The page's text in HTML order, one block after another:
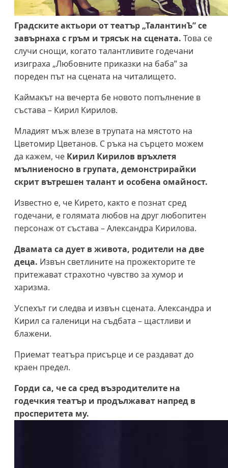
Градските актьори от театър „ТалантинЪ” се
завърнаха с гръм и трясък на сцената. Това се
случи снощи, когато талантливите годечани
изиграха „Любовните приказки на баба” за
пореден път на сцената на читалището.
Каймакът на вечерта бе новото попълнение в
състава – Кирил Кирилов.
Младият мъж влезе в трупата на мястото на
Цветомир Цветанов. С ръка на сърцето можем
да кажем, че Кирил Кирилов връхлетя
мълниеносно в групата, демонстрирайки
скрит вътрешен талант и особена омайност.
Известно е, че Кирето, както е познат сред
годечани, е голямата любов на друг любопитен
персонаж от състава – Александра Кирилова.
Двамата са дует в живота, родители на две
деца. Извън светлините на прожекторите те
притежават страхотно чувство за хумор и
харизма.
Успехът ги следва и извън сцената. Александра и
Кирил са галеници на съдбата – щастливи и
блажени.
Приемат театъра присърце и се раздават до
краен предел.
Горди са, че са сред възродителите на
годечкия театър и продължават напред в
просперитета му.